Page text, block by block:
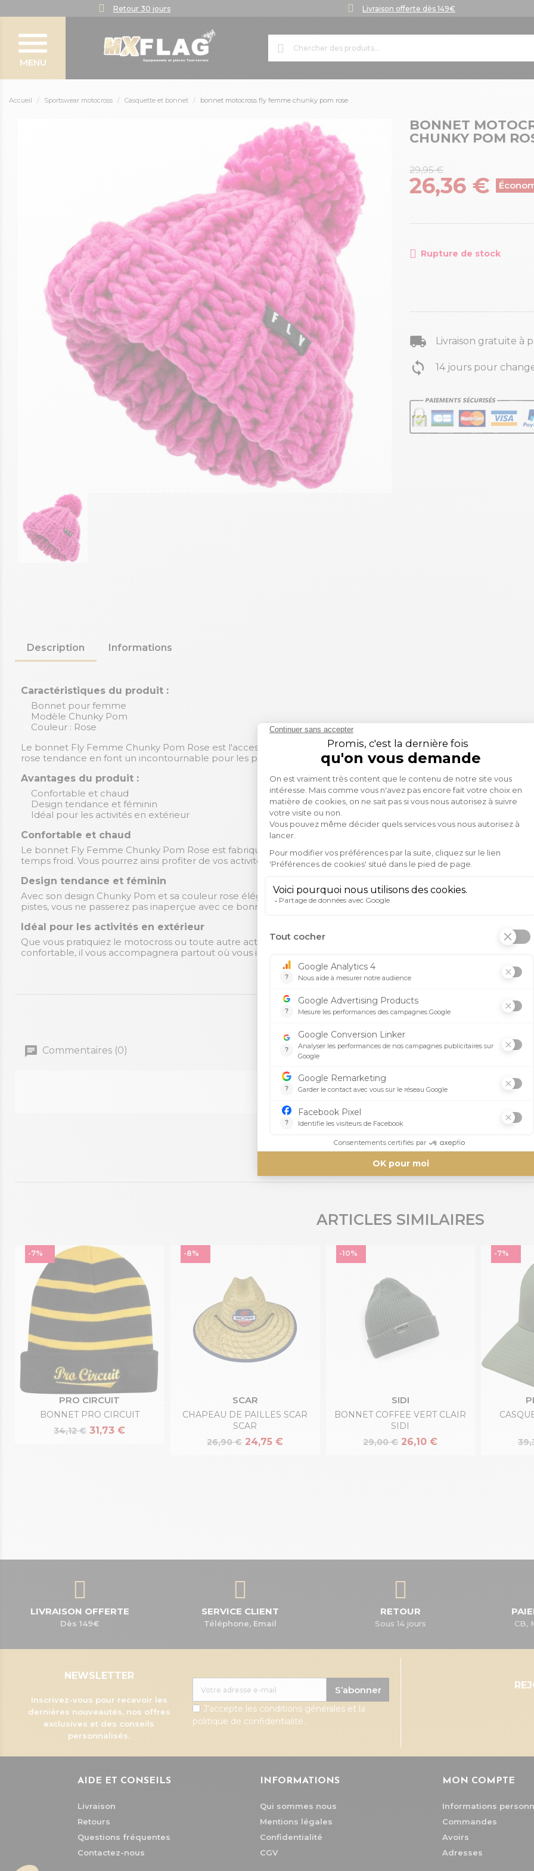
Retour 30 jours Livraison offerte dès 149€
MENU
Accueil Sportswear motocross Casquette et bonnet bonnet motocross fly femme chunky pom rose
BONNET
CHUNKY POM
29,95 €
26,36 €
Rupture de stock
Livraison gratuite à
14 jours pour
Description Informations
Caractéristiques du produit :
Bonnet pour femme
Modèle Chunky Pom
Couleur : Rose
Le bonnet Fly Femme Chunky Pom Rose est l'accessoire parfait pour rester au chaud et stylé lors de vos
rose tendance en font un incontournable pour les passionnées de sports mécaniques.
Avantages du produit :
Confortable et chaud
Design tendance et féminin
Idéal pour les activités en extérieur
Confortable et chaud
Le bonnet Fly Femme Chunky Pom Rose est fabriqué avec des matériaux de haute qualité qui garantissent
temps froid. Vous pourrez ainsi profiter de vos activités en plein air sans craindre le froid.
Design tendance et féminin
Avec son design Chunky Pom et sa couleur rose élégante, ce bonnet apportera une touche de style à votre
pistes, vous ne passerez pas inaperçue avec ce bonnet tendance.
Idéal pour les activités en extérieur
Que vous pratiquiez le motocross ou toute autre activité en extérieur, le bonnet Fly Femme Chunky Pom Rose
confortable, il vous accompagnera partout où vous irez, tout en vous assurant un look féminin et moderne.
Commentaires (0)
Aucun avis n'a été publié pour le moment.
ARTICLES SIMILAIRES
PRO CIRCUIT
BONNET PRO CIRCUIT
34,12 € 31,73 €
-7%
SCAR
CHAPEAU DE PAILLES SCAR
SCAR
26,90 € 24,75 €
-8%
SIDI
BONNET COFFEE VERT CLAIR
SIDI
29,00 € 26,10 €
-10% -7%
LIVRAISON OFFERTE
Dès 149€
SERVICE CLIENT
Téléphone, Email
RETOUR
Sous 14 jours CB,
NEWSLETTER
Inscrivez-vous pour recevoir les
dernières nouveautés, nos offres
exclusives et des conseils
personnalisés.
S’abonner
J'accepte les conditions générales et la
politique de confidentialité.
AIDE ET CONSEILS
Livraison
Retours
Questions fréquentes
Contactez-nous
INFORMATIONS
Qui sommes nous
Mentions légales
Confidentialité
CGV
MON COMPTE
Informations
Commandes
Avoirs
Adresses